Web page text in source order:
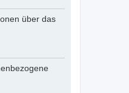
über das